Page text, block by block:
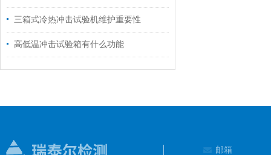
三箱式冷热冲击试验机维护重要性
高低温冲击试验箱有什么功能
邮箱